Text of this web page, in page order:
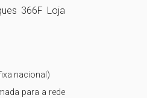
366F Loja
nacional)
para a rede